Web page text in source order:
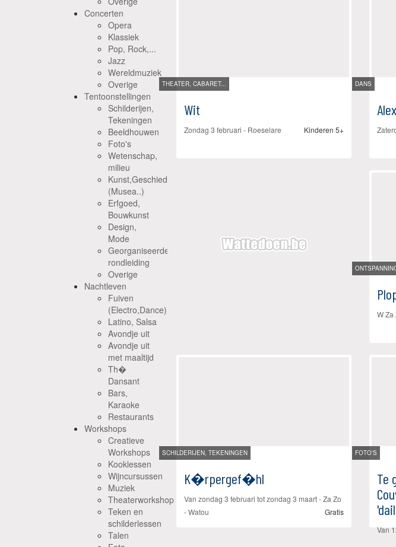
Concerten
Opera
Klassiek
Pop, Rock,...
Jazz
Wereldmuziek
Overige
Tentoonstellingen
Schilderijen,
Tekeningen
Beeldhouwen
Foto's
Wetenschap,
milieu
Kunst,Geschiedenis
(Musea..)
Erfgoed,
Bouwkunst
Design,
Mode
Georganiseerde
rondleiding
Overige
Nachtleven
Fuiven
(Electro,Dance)
Latino, Salsa
Avondje uit
Avondje uit
met maaltijd
Th�
Dansant
Bars,
Karaoke
Restaurants
Workshops
Creatieve
Workshops
Kooklessen
Wijncursussen
Muziek
Theaterworkshop
Teken en
schilderlessen
Talen
THEATER, CABARET...
Wit
Zondag 3 februari - Roeselare Kinderen 5+
DANS
W Za
SCHILDERIJEN, TEKENINGEN
K�rpergef�hl
Van zondag 3 februari totzondag 3 maart- Za Zo
-Watou Gratis
FOTO'S
Te
Van